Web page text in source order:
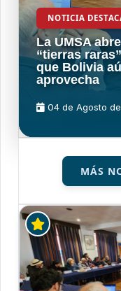
NOTICIA
La UMSA
“tierras
que Bolivia
aprovecha
04 de Agosto
MÁS